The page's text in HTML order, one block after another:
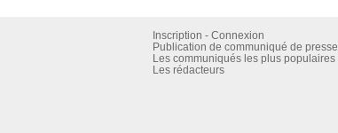
Inscription - Connexion
Publication de communiqué de presse
Les communiqués les plus populaires
Les rédacteurs